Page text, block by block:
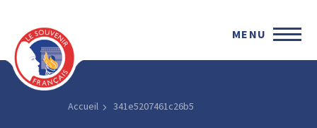
MENU
Accueil 341e5207461c26b5